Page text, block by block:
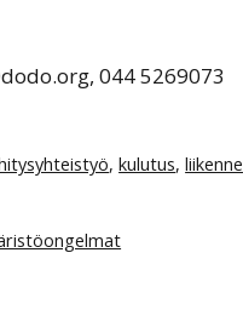
044 5269073
,kulutus,liikenne